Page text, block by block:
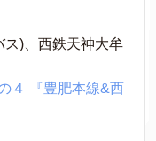
ス)、西鉄天神大牟
４ 『豊肥本線&西